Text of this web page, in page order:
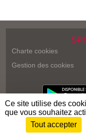
Charte cookies
Gestion des cookies
Envie de participer ?
Ce site utilise des
que vous souhaitez
Tout accepter